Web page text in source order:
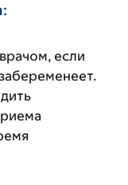
если